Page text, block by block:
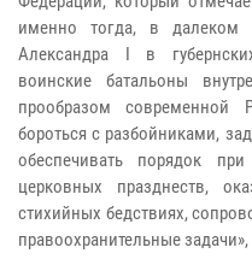
именно тогда, в далеком
Александра I в
воинские батальоны
прообразом современной
бороться с разбойниками,
обеспечивать порядок
церковных празднеств,
стихийных бедствиях,
правоохранительные